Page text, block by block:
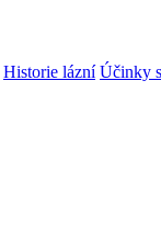
Historie lázní Účinky